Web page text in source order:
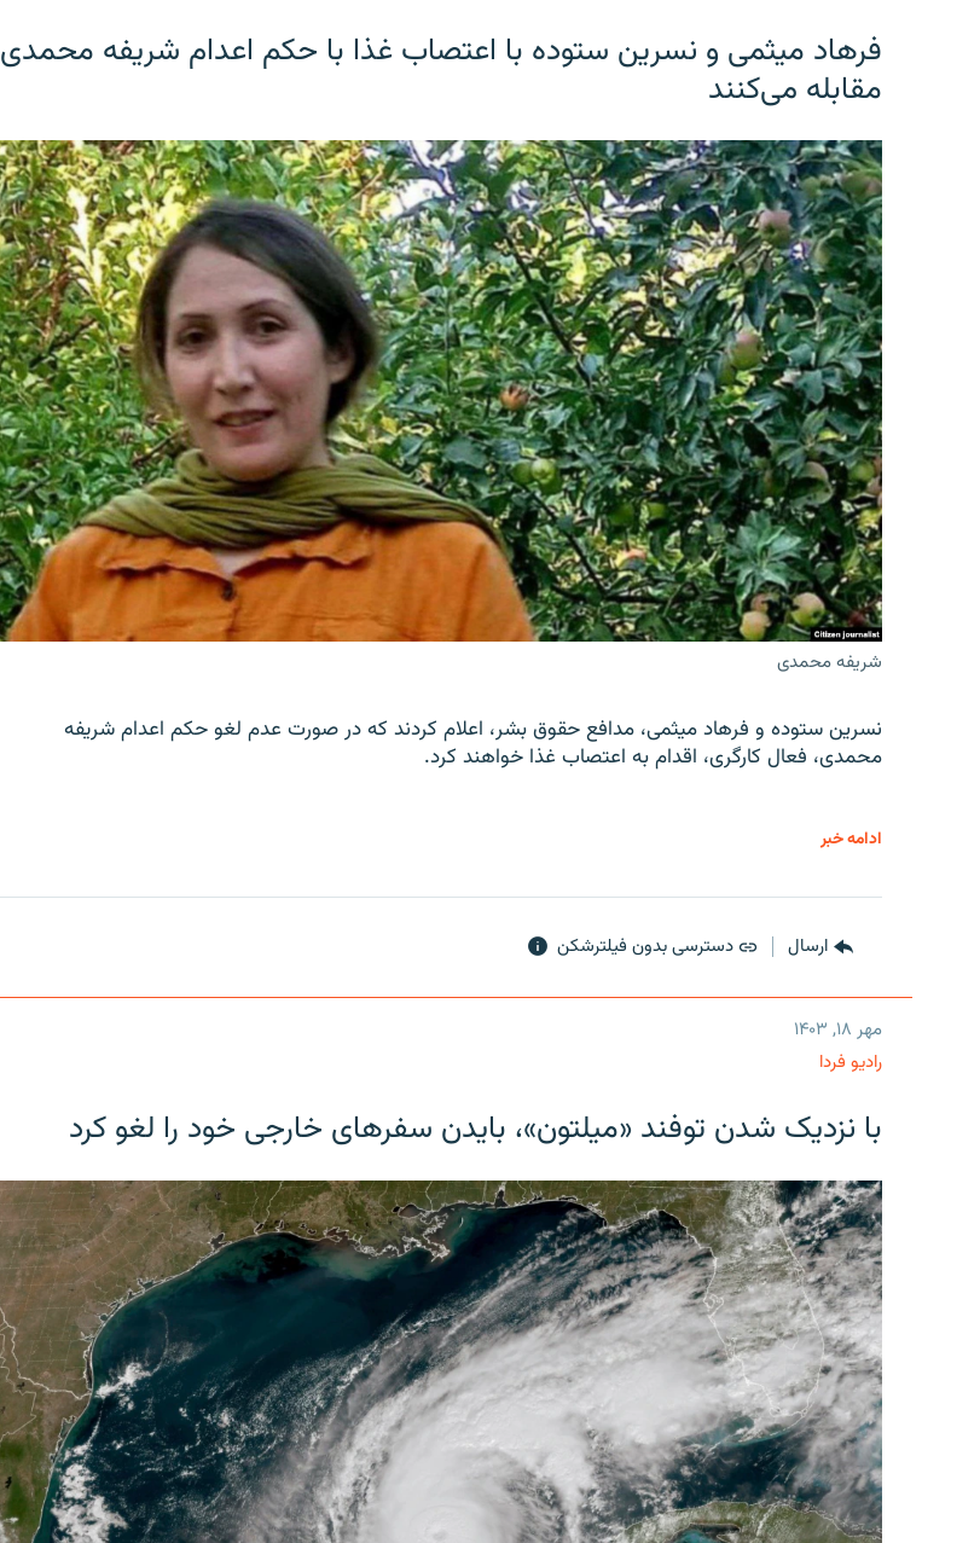
فرهاد میثمی و نسرین ستوده با اعتصاب غذا با حکم اعدام شریفه محمدی
مقابله می‌کنند
شریفه محمدی
نسرین ستوده و فرهاد میثمی، مدافع حقوق بشر، اعلام کردند که در صورت عدم لغو حکم اعدام شریفه
محمدی، فعال کارگری، اقدام به اعتصاب غذا خواهند کرد.
ادامه خبر
ارسال دسترسی بدون فیلترشکن
مهر ۱۸, ۱۴۰۳
رادیو فردا
با نزدیک شدن توفند «میلتون»، بایدن سفرهای خارجی خود را لغو کرد